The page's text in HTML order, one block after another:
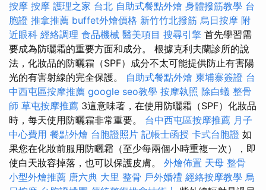
按摩 按摩 護理之家 台北 自助式餐點外燴 身體撥筋教學 台
胞證 推拿推薦 buffet外燴價格 新竹竹北撥筋 烏日按摩 附
近眼科 經絡調理 食品機械 醫美項目 搜尋引擎 首先學習需
要成為防曬霜的重要方面和成分。 根據克利夫蘭診所的說
法，化妝品的防曬霜（SPF）成分不太可能提供防止有害陽
光的有害射線的完全保護。 自助式餐點外燴 柬埔寨簽證 台
中西屯區按摩推薦 google seo教學 按摩執照 除白蟻 整骨
師 草屯按摩推薦 3這意味著，在使用防曬霜（SPF）化妝品
時，每天使用防曬霜非常重要。 台中西屯區按摩推薦 月子
中心費用 餐點外燴 台胞證照片 記帳士函授 卡式台胞證 如
果您在化妝前服用防曬霜（至少每兩個小時重複一次），即
使白天妝容掉落，也可以保護皮膚。 外燴佈置 天母 整骨
小型外燴推薦 唐六典 大里 整骨 戶外婚禮 經絡按摩教學 烏